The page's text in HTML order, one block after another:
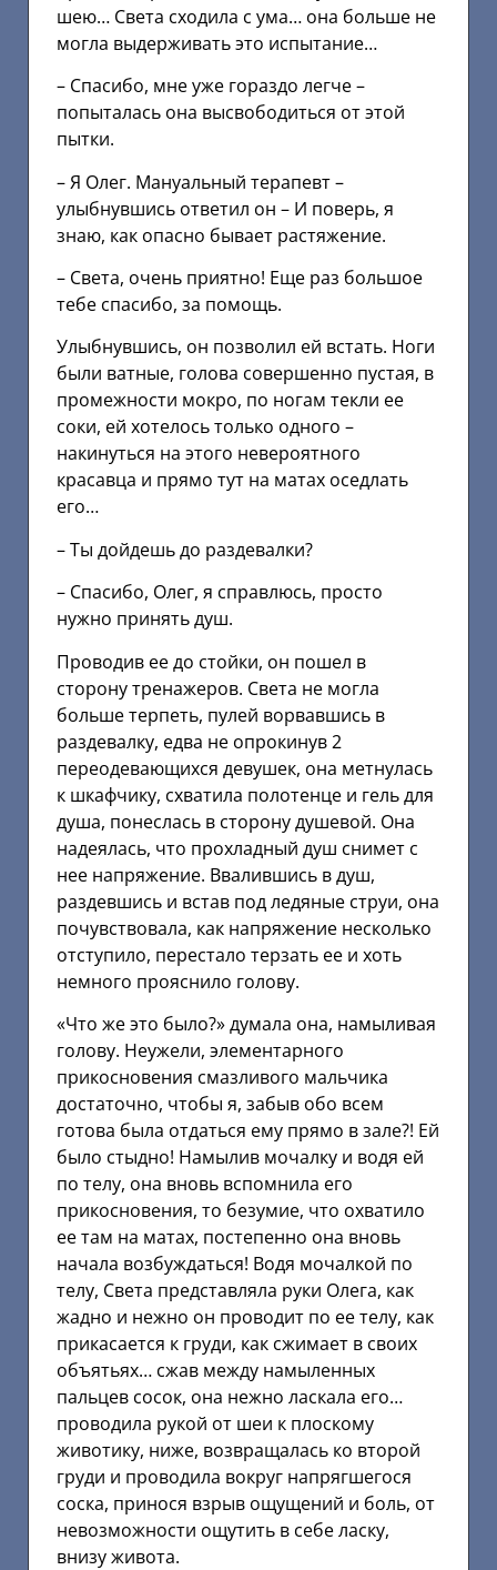
шею… Света сходила с ума… она больше не
могла выдерживать это испытание…
– Спасибо, мне уже гораздо легче –
попыталась она высвободиться от этой
пытки.
– Я Олег. Мануальный терапевт –
улыбнувшись ответил он – И поверь, я
знаю, как опасно бывает растяжение.
– Света, очень приятно! Еще раз большое
тебе спасибо, за помощь.
Улыбнувшись, он позволил ей встать. Ноги
были ватные, голова совершенно пустая, в
промежности мокро, по ногам текли ее
соки, ей хотелось только одного –
накинуться на этого невероятного
красавца и прямо тут на матах оседлать
его…
– Ты дойдешь до раздевалки?
– Спасибо, Олег, я справлюсь, просто
нужно принять душ.
Проводив ее до стойки, он пошел в
сторону тренажеров. Света не могла
больше терпеть, пулей ворвавшись в
раздевалку, едва не опрокинув 2
переодевающихся девушек, она метнулась
к шкафчику, схватила полотенце и гель для
душа, понеслась в сторону душевой. Она
надеялась, что прохладный душ снимет с
нее напряжение. Ввалившись в душ,
раздевшись и встав под ледяные струи, она
почувствовала, как напряжение несколько
отступило, перестало терзать ее и хоть
немного прояснило голову.
«Что же это было?» думала она, намыливая
голову. Неужели, элементарного
прикосновения смазливого мальчика
достаточно, чтобы я, забыв обо всем
готова была отдаться ему прямо в зале?! Ей
было стыдно! Намылив мочалку и водя ей
по телу, она вновь вспомнила его
прикосновения, то безумие, что охватило
ее там на матах, постепенно она вновь
начала возбуждаться! Водя мочалкой по
телу, Света представляла руки Олега, как
жадно и нежно он проводит по ее телу, как
прикасается к груди, как сжимает в своих
объятьях… сжав между намыленных
пальцев сосок, она нежно ласкала его…
проводила рукой от шеи к плоскому
животику, ниже, возвращалась ко второй
груди и проводила вокруг напрягшегося
соска, принося взрыв ощущений и боль, от
невозможности ощутить в себе ласку,
внизу живота.